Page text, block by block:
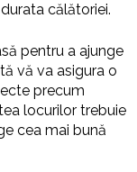
călătoriei.
pentru a ajunge
vă va asigura o
precum
locurilor trebuie
cea mai bună